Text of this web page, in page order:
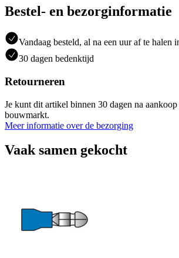
Bestel- en bezorginformatie
Vandaag besteld, al na een uur af te halen
30 dagen bedenktijd
Retourneren
Je kunt dit artikel binnen 30 dagen na
bouwmarkt.
Meer informatie over de bezorging
Vaak samen gekocht